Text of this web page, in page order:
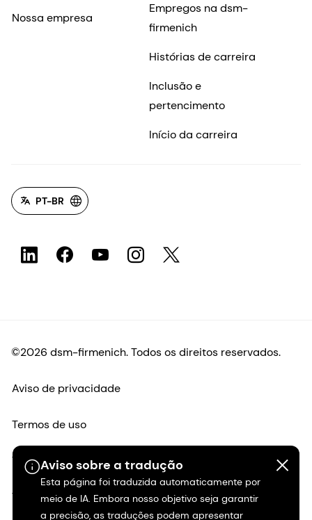
Aviso sobre a tradução
Esta página foi traduzida automaticamente por
meio de IA. Embora nosso objetivo seja garantir
a precisão, as traduções podem apresentar
Nossa empresa
Empregos na dsm-
firmenich
Histórias de carreira
Inclusão e
pertencimento
Início da carreira
PT-BR
©2026 dsm-firmenich. Todos os direitos reservados.
Aviso de privacidade
Termos de uso
Termos e condições
Transparência na Califórnia